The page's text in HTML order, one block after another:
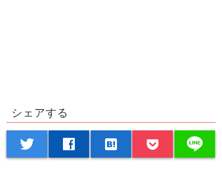
シェアする
twitter facebook hatenabookmark line